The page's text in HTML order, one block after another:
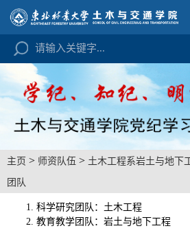
主页 > 师资队伍 > 土木工程系岩土与地下
团队
1. 科学研究团队：土木工程
2. 教育教学团队：岩土与地下工程